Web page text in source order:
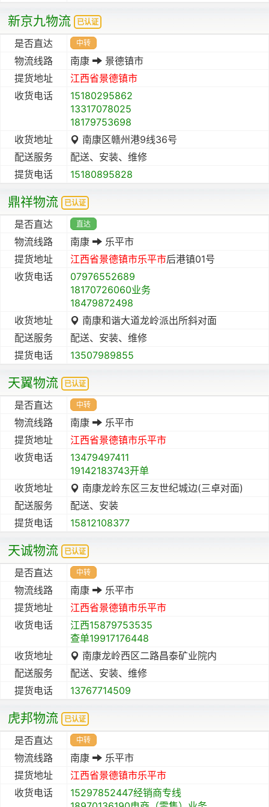
新京九物流 已认证
是否直达 中转
物流线路 南康
景德镇市
提货地址
江西省景德镇市
收货电话
15180295862
13317078025
18179753698
收货地址
南康区赣州港9线36号
配送服务
配送、安装、维修
提货电话
15180895828
鼎祥物流 已认证
是否直达 直达
物流线路 南康
乐平市
提货地址
江西省景德镇市乐平市后港镇01号
收货电话
07976552689
18170726060业务
18479872498
收货地址
南康和谐大道龙岭派出所斜对面
配送服务
配送、安装、维修
提货电话
13507989855
天翼物流 已认证
是否直达 中转
物流线路 南康
乐平市
提货地址
江西省景德镇市乐平市
收货电话
13479497411
19142183743开单
收货地址
南康龙岭东区三友世纪城边(三卓对面)
配送服务
配送、安装
提货电话
15812108377
天诚物流 已认证
是否直达 中转
物流线路 南康
乐平市
提货地址
江西省景德镇市乐平市
收货电话
江西15879753535
查单19917176448
收货地址
南康龙岭西区二路昌泰矿业院内
配送服务
配送、安装、维修
提货电话
13767714509
虎邦物流 已认证
是否直达 中转
物流线路 南康
乐平市
提货地址
江西省景德镇市乐平市
收货电话
15297852447经销商专线